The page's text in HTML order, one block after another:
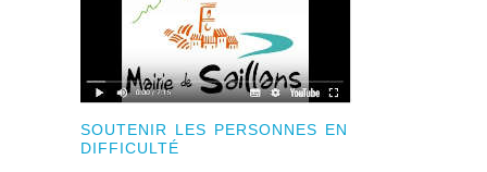
SOUTENIR LES PERSONNES EN
DIFFICULTÉ